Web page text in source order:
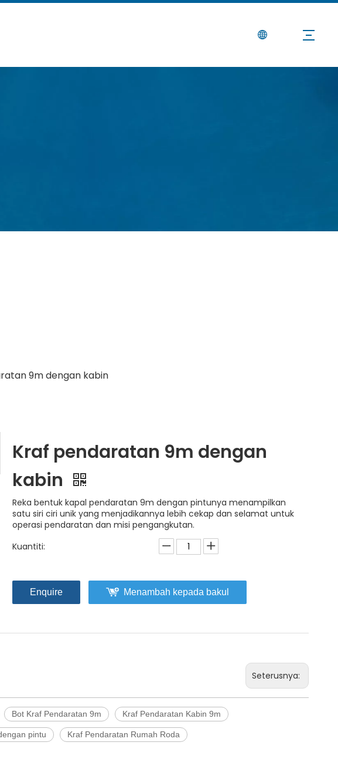
9m dengan kabin
Kraf pendaratan 9m dengan
kabin
Reka bentuk kapal pendaratan 9m dengan pintunya menampilkan
satu siri ciri unik yang menjadikannya lebih cekap dan selamat untuk
operasi pendaratan dan misi pengangkutan.
Kuantiti:
Enquire Menambah kepada bakul
Seterusnya:
Bot Kraf Pendaratan 9m Kraf Pendaratan Kabin 9m
pintu Kraf Pendaratan Rumah Roda